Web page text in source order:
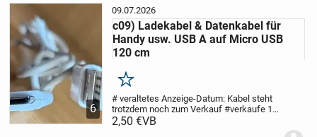
PRIVATVERKAUF:
„Der Verkauf erfolgt unter Ausschluss jeglicher Gewähr­
leistung“
Bei Kauf dieses Artikels erklären Sie sich ausdrücklich
6
09.07.2026
c09) Ladekabel & Datenkabel für
Handy usw. USB A auf Micro USB
120 cm
Merken
# veraltetes Anzeige-Datum: Kabel steht
trotzdem noch zum Verkauf #verkaufe 1
wenig genutztes Ladekabel & Datenkabel
z.B. zum Aufladen von Handys usw.&
2,50 €VB